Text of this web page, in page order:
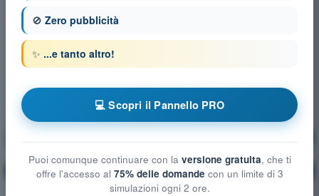
🔒 PRO Spiegazione domanda
🚫 Zero pubblicità
✨ ...e tanto altro!
💻 Scopri il Pannello PRO
Puoi comunque continuare con la versione gratuita, che ti
offre l'accesso al 75% delle domande con un limite di 3
simulazioni ogni 2 ore.